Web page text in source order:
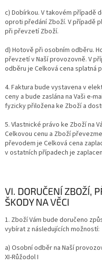
c) Dobírkou. V takovém případě
oproti předání Zboží. V případě
při převzetí Zboží.
d) Hotově při osobním odběru.
převzetí v Naší provozovně. V
odběru je Celková cena splatná
4. Faktura bude vystavena v
ceny a bude zaslána na Vaši e-
fyzicky přiložena ke Zboží a
5. Vlastnické právo ke Zboží na
Celkovou cenu a Zboží
převodem je Celková cena
v ostatních případech je
VI. DORUČENÍ ZBOŽÍ,
ŠKODY NA VĚCI
1. Zboží Vám bude doručeno
vybírat z následujících možností:
a) Osobní odběr na Naší
XI-Růžodol I